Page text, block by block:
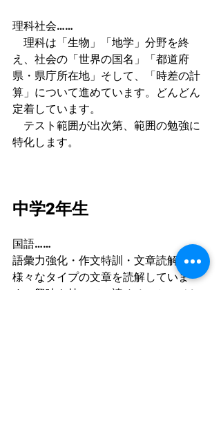
理科社会……
理科は「生物」「地学」分野を終
え、社会の「世界の国名」「都道府
県・県庁所在地」そして、「時差の計
算」について進めています。どんどん
定着しています。
テスト範囲が出次第、範囲の勉強に
特化します。
中学2年生
国語……
語彙力強化・作文特訓・文章読解。
様々なタイプの文章を読解していま
す。興味を持って、読めること。そし